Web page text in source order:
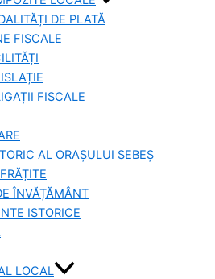
DE PLATĂ
FISCALE
FISCALE
AL ORAȘULUI SEBEȘ
ÎNVĂȚĂMÂNT
ISTORICE
LOCAL